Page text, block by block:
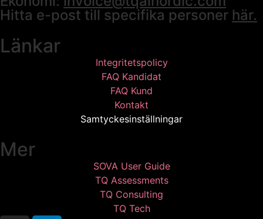
Hitta e-post till specifika personer här.
Länkar
Integritetspolicy
FAQ Kandidat
FAQ Kund
Kontakt
Samtyckesinställningar
Mer
SOVA User Guide
TQ Assessments
TQ Consulting
TQ Tech